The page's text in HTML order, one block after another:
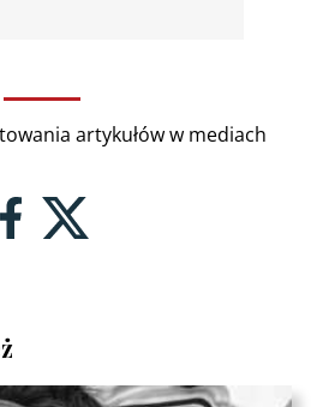
artykułów w mediach